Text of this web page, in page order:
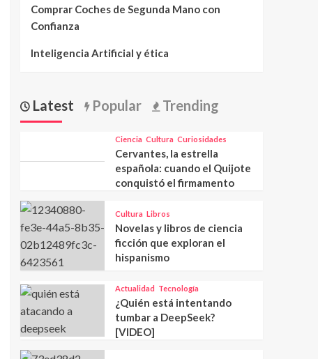
Comprar Coches de Segunda Mano con
Confianza
Inteligencia Artificial y ética
Latest Popular Trending
Ciencia Cultura Curiosidades
Cervantes, la estrella
española: cuando el Quijote
conquistó el firmamento
Cultura Libros
Novelas y libros de ciencia
ficción que exploran el
hispanismo
Actualidad Tecnología
¿Quién está intentando
tumbar a DeepSeek?
[VIDEO]